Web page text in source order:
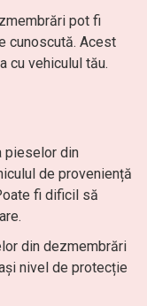
pot fi
cunoscută. Acest
cu vehiculul tău.
pieselor din
de proveniență
fi dificil să
din dezmembrări
nivel de protecție